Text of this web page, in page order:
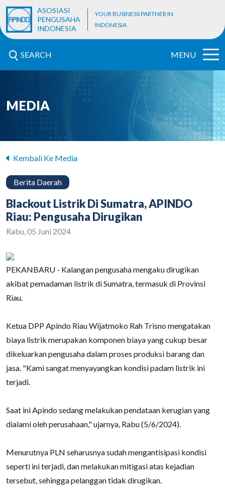
ASOSIASI
PENGUSAHA
INDONESIA
YOUR BUSINESS PARTNER IN
INDONESIA
SEARCH MENU
MEDIA
Kembali Ke Media
Berita Daerah
Blackout Listrik Di Sumatra, APINDO
Riau: Pengusaha Dirugikan
Rabu, 05 Juni 2024
PEKANBARU - Kalangan pengusaha mengaku dirugikan
akibat pemadaman listrik di Sumatra, termasuk di Provinsi
Riau.
Ketua DPP Apindo Riau Wijatmoko Rah Trisno mengatakan
biaya listrik merupakan komponen biaya yang cukup besar
dikeluarkan pengusaha dalam proses produksi barang dan
jasa. "Kami sangat menyayangkan kondisi padam listrik ini
terjadi.
Saat ini Apindo sedang melakukan pendataan kerugian yang
dialami oleh perusahaan," ujarnya, Rabu (5/6/2024).
Menurutnya PLN seharusnya sudah mengantisipasi kondisi
seperti ini terjadi, dan melakukan mitigasi atas kejadian
tersebut, sehingga pelanggan tidak dirugikan.